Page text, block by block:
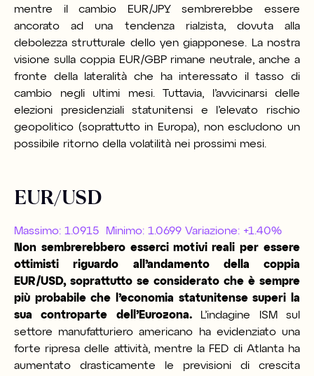
mentre il cambio EUR/JPY sembrerebbe essere
ancorato ad una tendenza rialzista, dovuta alla
debolezza strutturale dello yen giapponese. La nostra
visione sulla coppia EUR/GBP rimane neutrale, anche a
fronte della lateralità che ha interessato il tasso di
cambio negli ultimi mesi. Tuttavia, l’avvicinarsi delle
elezioni presidenziali statunitensi e l’elevato rischio
geopolitico (soprattutto in Europa), non escludono un
possibile ritorno della volatilità nei prossimi mesi.
EUR/USD
Massimo: 1.0915 Minimo: 1.0699 Variazione: +1.40%
Non sembrerebbero esserci motivi reali per essere
ottimisti riguardo all’andamento della coppia
EUR/USD, soprattutto se considerato che è sempre
più probabile che l’economia statunitense superi la
sua controparte dell’Eurozona.L’indagine ISM sul
settore manufatturiero americano ha evidenziato una
forte ripresa delle attività, mentre la FED di Atlanta ha
aumentato drasticamente le previsioni di crescita